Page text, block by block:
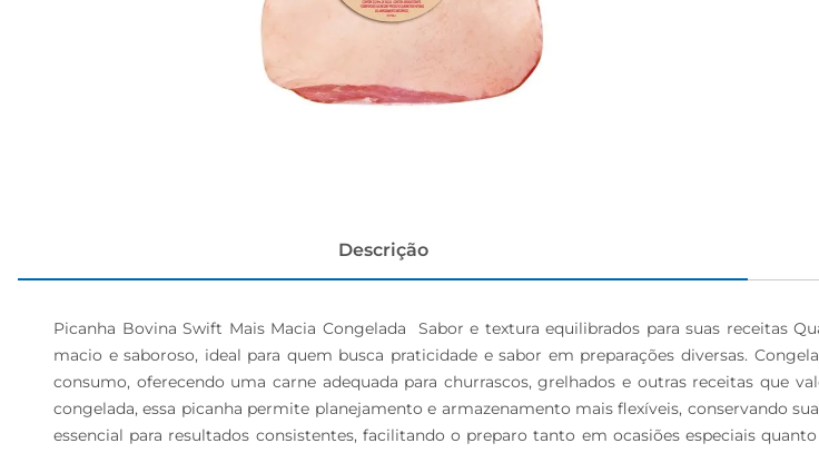
Descrição
Picanha Bovina Swift Mais Macia Congelada  Sabor e textura equilibrados para suas receitas
macio e saboroso, ideal para quem busca praticidade e sabor em preparações diversas.
consumo, oferecendo uma carne adequada para churrascos, grelhados e outras receitas que
congelada, essa picanha permite planejamento e armazenamento mais flexíveis, conservando
essencial para resultados consistentes, facilitando o preparo tanto em ocasiões especiais